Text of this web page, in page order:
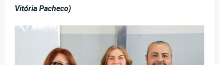
Vitória Pacheco)